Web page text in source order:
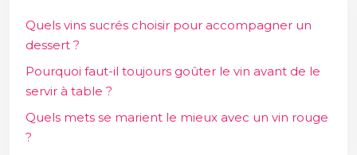
Quels vins sucrés choisir pour accompagner un
dessert ?
Pourquoi faut-il toujours goûter le vin avant de le
servir à table ?
Quels mets se marient le mieux avec un vin rouge
?